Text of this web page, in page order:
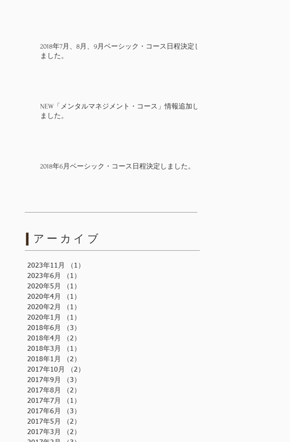
2018年7月、8月、9月ベーシック・コース日程決定し
ました。
NEW「メンタルマネジメント・コース」情報追加し
ました。
2018年6月ベーシック・コース日程決定しました。
アーカイブ
2023年11月 （1）
2023年6月
（1）
2020年5月
（1）
2020年4月
（1）
2020年2月
（1）
2020年1月
（1）
2018年6月
（3）
2018年4月
（2）
2018年3月
（1）
2018年1月
（2）
2017年10月
（2）
2017年9月
（3）
2017年8月
（2）
2017年7月
（1）
2017年6月
（3）
2017年5月
（2）
2017年3月
（2）